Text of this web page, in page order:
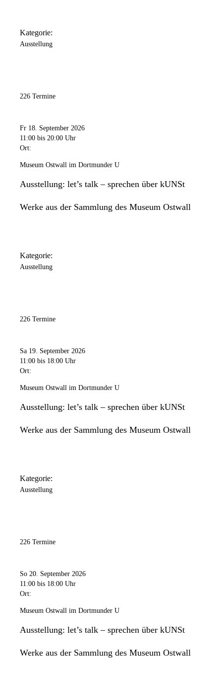
Kategorie:
Ausstellung
226 Termine
Fr 18. September 2026
11:00 bis 20:00 Uhr
Ort:
Museum Ostwall im Dortmunder U
Ausstellung: let’s talk – sprechen über kUNSt
Werke aus der Sammlung des Museum Ostwall
Kategorie:
Ausstellung
226 Termine
Sa 19. September 2026
11:00 bis 18:00 Uhr
Ort:
Museum Ostwall im Dortmunder U
Ausstellung: let’s talk – sprechen über kUNSt
Werke aus der Sammlung des Museum Ostwall
Kategorie:
Ausstellung
226 Termine
So 20. September 2026
11:00 bis 18:00 Uhr
Ort:
Museum Ostwall im Dortmunder U
Ausstellung: let’s talk – sprechen über kUNSt
Werke aus der Sammlung des Museum Ostwall